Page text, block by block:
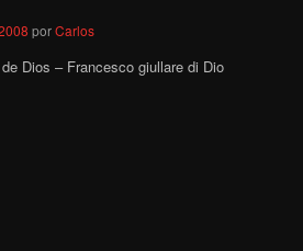
porCarlos
Dios – Francesco giullare di Dio